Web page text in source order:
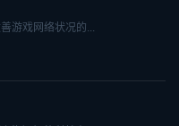
游戏网络状况的...